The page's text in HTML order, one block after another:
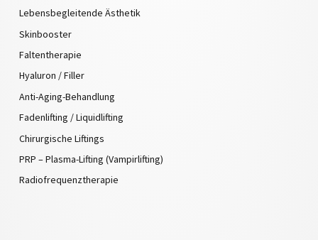
Lebensbegleitende Ästhetik
Skinbooster
Faltentherapie
Hyaluron / Filler
Anti-Aging-Behandlung
Fadenlifting / Liquidlifting
Chirurgische Liftings
PRP – Plasma-Lifting (Vampirlifting)
Radiofrequenztherapie